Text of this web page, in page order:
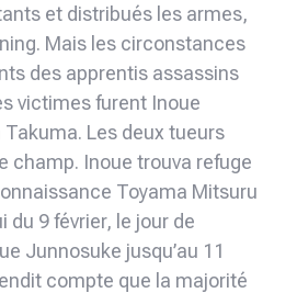
et distribués les armes,
Mais les circonstances
des apprentis assassins
victimes furent Inoue
Les deux tueurs
champ. Inoue trouva refuge
Toyama Mitsuru
du 9 février, le jour de
Junnosuke jusqu’au 11
compte que la majorité